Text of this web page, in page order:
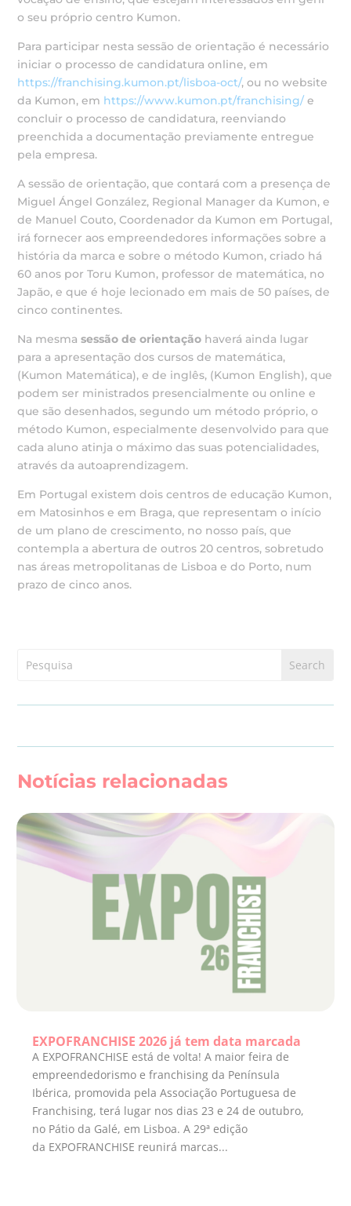
o seu próprio centro Kumon.
Para participar nesta sessão de orientação é necessário
iniciar o processo de candidatura online, em
https://franchising.kumon.pt/lisboa-oct/, ou no website
da Kumon, em https://www.kumon.pt/franchising/e
concluir o processo de candidatura, reenviando
preenchida a documentação previamente entregue
pela empresa.
A sessão de orientação, que contará com a presença de
Miguel Ángel González, Regional Manager da Kumon, e
de Manuel Couto, Coordenador da Kumon em Portugal,
irá fornecer aos empreendedores informações sobre a
história da marca e sobre o método Kumon, criado há
60 anos por Toru Kumon, professor de matemática, no
Japão, e que é hoje lecionado em mais de 50 países, de
cinco continentes.
Na mesmasessão de orientação haverá ainda lugar
para a apresentação dos cursos de matemática,
(Kumon Matemática), e de inglês, (Kumon English), que
podem ser ministrados presencialmente ou online e
que são desenhados, segundo um método próprio, o
método Kumon, especialmente desenvolvido para que
cada aluno atinja o máximo das suas potencialidades,
através da autoaprendizagem.
Em Portugal existem dois centros de educação Kumon,
em Matosinhos e em Braga, que representam o início
de um plano de crescimento, no nosso país, que
contempla a abertura de outros 20 centros, sobretudo
nas áreas metropolitanas de Lisboa e do Porto, num
prazo de cinco anos.
Notícias relacionadas
EXPOFRANCHISE 2026 já tem data marcada
A EXPOFRANCHISE está de volta! A maior feira de
empreendedorismo e franchising da Península
Ibérica, promovida pela Associação Portuguesa de
Franchising, terá lugar nos dias 23 e 24 de outubro,
no Pátio da Galé, em Lisboa. A 29ª edição
da EXPOFRANCHISE reunirá marcas...